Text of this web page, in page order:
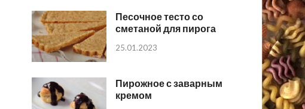
Песочное тесто со
сметаной для пирога
25.01.2023
Пирожное с заварным
кремом